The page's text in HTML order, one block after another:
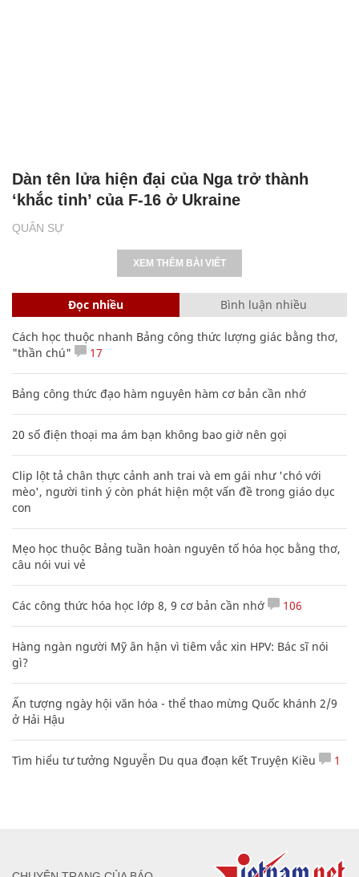
QUÂN SỰ
Dàn tên lửa hiện đại của Nga trở thành
‘khắc tinh’ của F-16 ở Ukraine
XEM THÊM BÀI VIẾT
Đọc nhiều Bình luận nhiều
Cách học thuộc nhanh Bảng công thức lượng giác bằng thơ,
"thần chú"
17
Bảng công thức đạo hàm nguyên hàm cơ bản cần nhớ
20 số điện thoại ma ám bạn không bao giờ nên gọi
Clip lột tả chân thực cảnh anh trai và em gái như 'chó với
mèo', người tinh ý còn phát hiện một vấn đề trong giáo dục
con
Mẹo học thuộc Bảng tuần hoàn nguyên tố hóa học bằng thơ,
câu nói vui vẻ
Các công thức hóa học lớp 8, 9 cơ bản cần nhớ 106
Hàng ngàn người Mỹ ân hận vì tiêm vắc xin HPV: Bác sĩ nói
gì?
Ấn tượng ngày hội văn hóa - thể thao mừng Quốc khánh 2/9
ở Hải Hậu
Tìm hiểu tư tưởng Nguyễn Du qua đoạn kết Truyện Kiều 1